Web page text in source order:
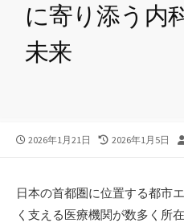
に寄り添う内
未来
公
2026年1月21日
最
新
日
2026年1月5日
日本の首都圏に位置する都市
く支える医療機関が数多く所在